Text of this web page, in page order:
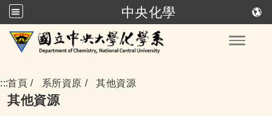
中央化學
跳到主要內容
:::首頁 系所資原 其他資源
其他資源